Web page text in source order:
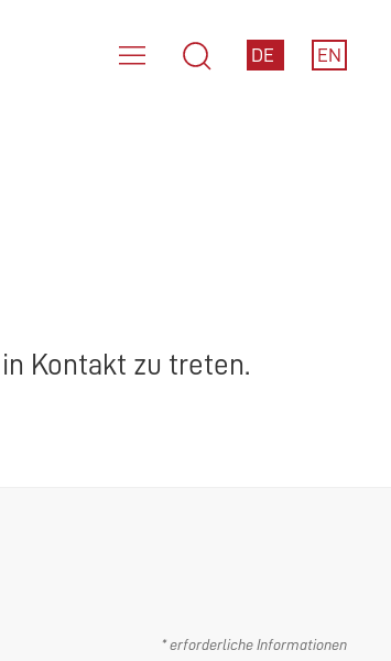
DE EN
Kontakt zu treten.
* erforderliche Informationen